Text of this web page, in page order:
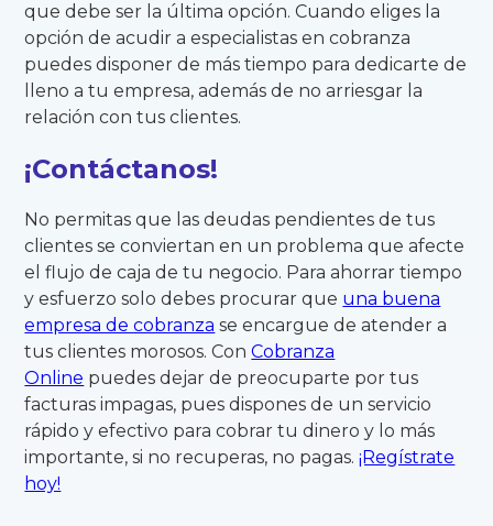
que debe ser la última opción. Cuando eliges la
opción de acudir a especialistas en cobranza
puedes disponer de más tiempo para dedicarte de
lleno a tu empresa, además de no arriesgar la
relación con tus clientes.
¡Contáctanos!
No permitas que las deudas pendientes de tus
clientes se conviertan en un problema que afecte
el flujo de caja de tu negocio. Para ahorrar tiempo
y esfuerzo solo debes procurar que una buena
empresa de cobranza se encargue de atender a
tus clientes morosos. ConCobranza
Online puedes dejar de preocuparte por tus
facturas impagas, pues dispones de un servicio
rápido y efectivo para cobrar tu dinero y lo más
importante, si no recuperas, no pagas.¡Regístrate
hoy!